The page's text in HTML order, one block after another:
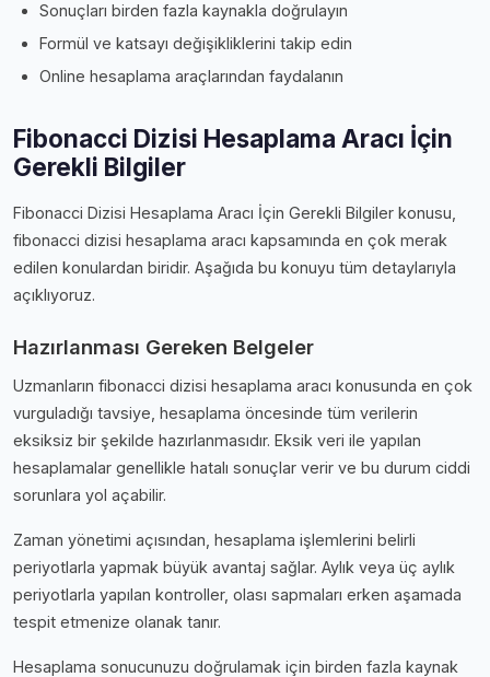
Sonuçları birden fazla kaynakla doğrulayın
Formül ve katsayı değişikliklerini takip edin
Online hesaplama araçlarından faydalanın
Fibonacci Dizisi Hesaplama Aracı İçin
Gerekli Bilgiler
Fibonacci Dizisi Hesaplama Aracı İçin Gerekli Bilgiler konusu,
fibonacci dizisi hesaplama aracı kapsamında en çok merak
edilen konulardan biridir. Aşağıda bu konuyu tüm detaylarıyla
açıklıyoruz.
Hazırlanması Gereken Belgeler
Uzmanların fibonacci dizisi hesaplama aracı konusunda en çok
vurguladığı tavsiye, hesaplama öncesinde tüm verilerin
eksiksiz bir şekilde hazırlanmasıdır. Eksik veri ile yapılan
hesaplamalar genellikle hatalı sonuçlar verir ve bu durum ciddi
sorunlara yol açabilir.
Zaman yönetimi açısından, hesaplama işlemlerini belirli
periyotlarla yapmak büyük avantaj sağlar. Aylık veya üç aylık
periyotlarla yapılan kontroller, olası sapmaları erken aşamada
tespit etmenize olanak tanır.
Hesaplama sonucunuzu doğrulamak için birden fazla kaynak